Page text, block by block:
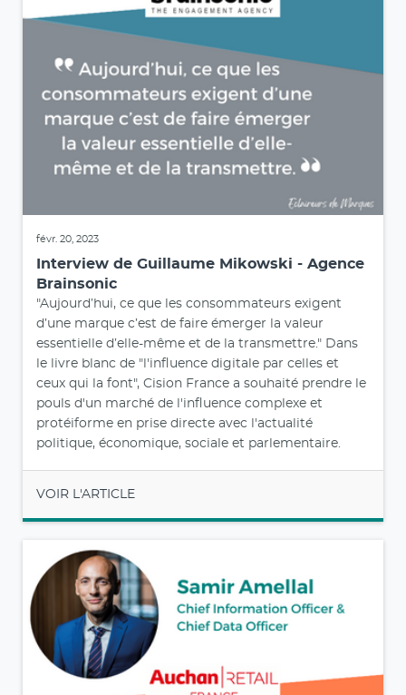
févr. 20, 2023
Interview de Guillaume Mikowski - Agence
Brainsonic
"Aujourd’hui, ce que les consommateurs exigent
d’une marque c’est de faire émerger la valeur
essentielle d’elle-même et de la transmettre." Dans
le livre blanc de "l'influence digitale par celles et
ceux qui la font", Cision France a souhaité prendre le
pouls d'un marché de l'influence complexe et
protéiforme en prise directe avec l'actualité
politique, économique, sociale et parlementaire.
VOIR L'ARTICLE